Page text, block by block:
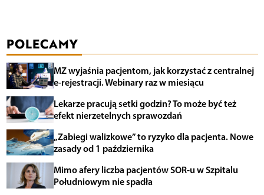
POLECAMY
MZ wyjaśnia pacjentom, jak korzystać z centralnej
e-rejestracji. Webinary raz w miesiącu
Lekarze pracują setki godzin? To może być też
efekt nierzetelnych sprawozdań
„Zabiegi walizkowe” to ryzyko dla pacjenta. Nowe
zasady od 1 października
Mimo afery liczba pacjentów SOR-u w Szpitalu
Południowym nie spadła